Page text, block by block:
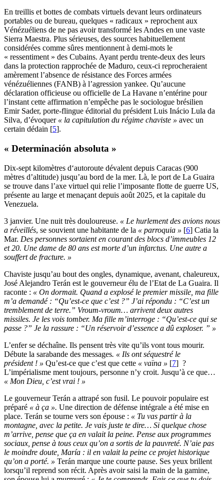
En treillis et bottes de combats virtuels devant leurs ordinateurs
portables ou de bureau, quelques « radicaux » reprochent aux
Vénézuéliens de ne pas avoir transformé les Andes en une vaste
Sierra Maestra. Plus sérieuses, des sources habituellement
considérées comme sûres mentionnent à demi-mots le
« ressentiment » des Cubains. Ayant perdu trente-deux des leurs
dans la protection rapprochée de Maduro, ceux-ci reprocheraient
amèrement l’absence de résistance des Forces armées
vénézuéliennes (FANB) à l’agression yankee. Qu’aucune
déclaration officieuse ou officielle de La Havane n’entérine pour
l’instant cette affirmation n’empêche pas le sociologue brésilien
Emir Sader, porte-flingue éditorial du président Luis Inácio Lula da
Silva, d’évoquer « la capitulation du régime chaviste » avec un
certain dédain [5].
« Determinación absoluta »
Dix-sept kilomètres d‘autoroute dévalent depuis Caracas (900
mètres d’altitude) jusqu’au bord de la mer. Là, le port de La Guaira
se trouve dans l’axe virtuel qui relie l’imposante flotte de guerre US,
présente au large et menaçant depuis août 2025, et la capitale du
Venezuela.
3 janvier. Une nuit très douloureuse. « Le hurlement des avions nous
a réveillés, se souvient une habitante de la « parroquia » [6] Catia la
Mar. Des personnes sortaient en courant des blocs d’immeubles 12
et 20. Une dame de 80 ans est morte d’un infarctus. Une autre a
souffert de fracture. »
Chaviste jusqu’au bout des ongles, dynamique, avenant, chaleureux,
José Alejandro Terán est le gouverneur élu de l’Etat de La Guaira. Il
raconte : « On dormait. Quand a explosé le premier missile, ma fille
m’a demandé : “Qu’est-ce que c’est ?” J’ai répondu : “C’est un
tremblement de terre.” Vroum-vroum… arrivent deux autres
missiles. Je les vois tomber. Ma fille m’interroge : “Qu’est-ce qui se
passe ?” Je la rassure : “Un réservoir d’essence a dû exploser. ” »
L’enfer se déchaîne. Ils pensent très vite qu’ils vont tous mourir.
Débute la sarabande des messages. « Ils ont séquestré le
président ! » Qu’est-ce que c’est que cette « vaïna » [7] ?
L’impérialisme ment toujours, personne n’y croit. Jusqu’à ce que…
« Mon Dieu, c’est vrai ! »
Le gouverneur Terán a attrapé son fusil. Le pouvoir populaire est
préparé « à ça ». Une direction de défense intégrale a été mise en
place. Terán se tourne vers son épouse : « Tu vas partir à la
montagne, avec la petite. Je vais juste te dire… Si quelque chose
m’arrive, pense que ça en valait la peine. Pense aux programmes
sociaux, pense à tous ceux qu’on a sortis de la pauvreté. N’aie pas
le moindre doute, María : il en valait la peine ce projet historique
qu’on a porté. » Terán marque une courte pause. Ses yeux brillent
lorsqu’il reprend son récit. Après avoir saisi la main de la gamine,